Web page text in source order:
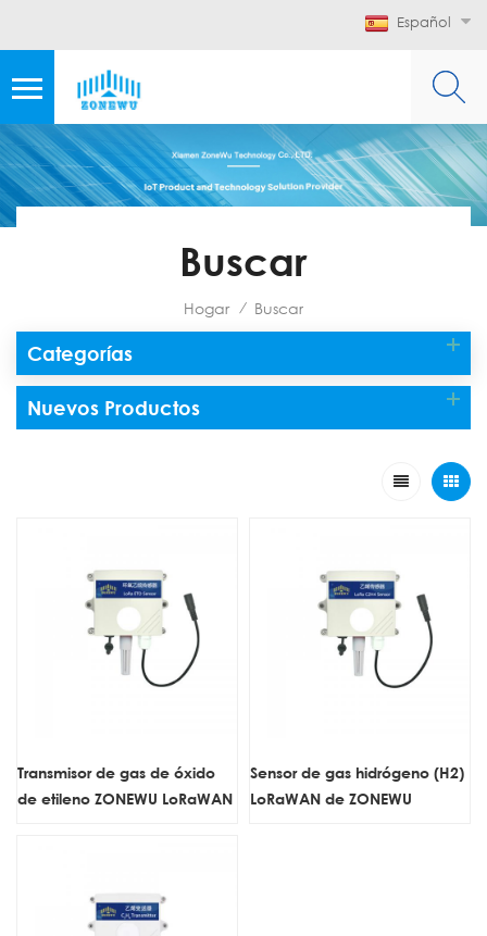
Español
Buscar
Hogar / Buscar
Categorías
Nuevos Productos
Transmisor de gas de óxido
de etileno ZONEWU LoRaWAN
Sensor de gas hidrógeno (H2)
LoRaWAN de ZONEWU